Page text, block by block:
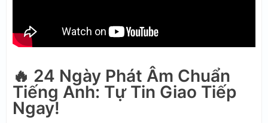
🔥 24 Ngày Phát Âm Chuẩn
Tiếng Anh: Tự Tin Giao Tiếp
Ngay!